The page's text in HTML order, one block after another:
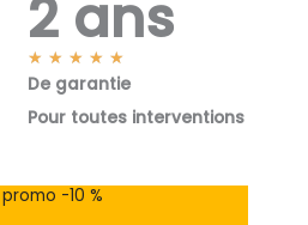
2 ans
★ ★ ★ ★ ★
o
s
De garantie
Pour toutes interventions
-10 %